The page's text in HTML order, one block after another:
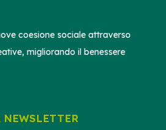
coesione sociale attraverso
migliorando il benessere